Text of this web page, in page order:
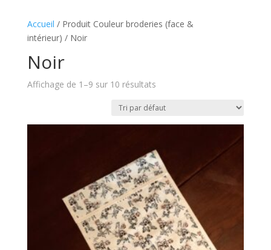
Accueil / Produit Couleur broderies (face &
intérieur) / Noir
Noir
Affichage de 1–9 sur 10 résultats